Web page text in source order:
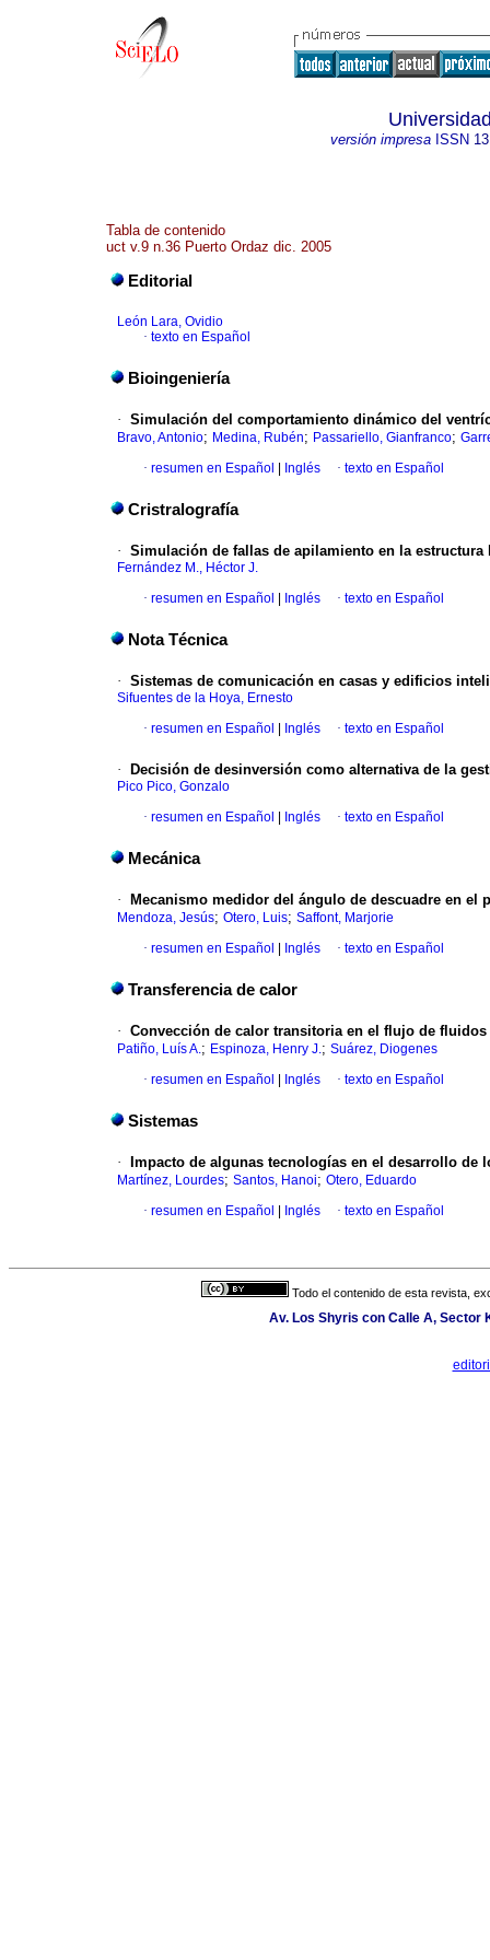
versión impresaISSN
Tabla de contenido
uct v.9 n.36 Puerto Ordaz dic. 2005
Editorial
León Lara, Ovidio
· texto en Español
Bioingeniería
· Simulación del comportamiento dinámico del
Bravo, Antonio; Medina, Rubén; Passariello, Gianfranco;
· resumen en Español Inglés · texto en Español
Cristralografía
· Simulación de fallas de apilamiento en la estructura
Fernández M., Héctor J.
· resumen en Español Inglés · texto en Español
Nota Técnica
· Sistemas de comunicación en casas y edificios
Sifuentes de la Hoya, Ernesto
· resumen en Español Inglés · texto en Español
· Decisión de desinversión como alternativa de la
Pico Pico, Gonzalo
· resumen en Español Inglés · texto en Español
Mecánica
· Mecanismo medidor del ángulo de descuadre en el
Mendoza, Jesús; Otero, Luis; Saffont, Marjorie
· resumen en Español Inglés · texto en Español
Transferencia de calor
· Convección de calor transitoria en el flujo de fluidos
Patiño, Luís A.; Espinoza, Henry J.; Suárez, Diogenes
· resumen en Español Inglés · texto en Español
Sistemas
· Impacto de algunas tecnologías en el desarrollo de
Martínez, Lourdes; Santos, Hanoi; Otero, Eduardo
· resumen en Español Inglés · texto en Español
Todo el contenido de esta revista,
Av. Los Shyris con Calle A, Sector